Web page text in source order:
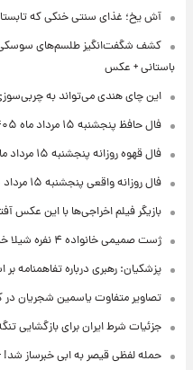
آش یخ؛ غذای سنتی خنکی که
کشف شگفت‌انگیز طلسم‌های
باستانی + عکس
این چای هندی می‌تواند به
فال حافظ پنجشنبه ۱۵ مرداد ماه ۱۴۰۵
فال قهوه روزانه پنجشنبه ۱۵ مرداد ماه ۱۴۰۵
فال روزانه واقعی پنجشنبه ۱۵ مرداد ۱۴۰۵
بازیگر فیلم اخراجی‌ها با این عکس
ژست صمیمی خانواده ۴ نفره شیلا خداداد پربازدید شد + عکس
پزشکیان: رهبری درباره تفاهمنامه
تصاویر متفاوت یاسمین شجریان
جزئیات شرط ایران برای بازگشایی
حمله لفظی قیصر به ابی خبرساز شد!